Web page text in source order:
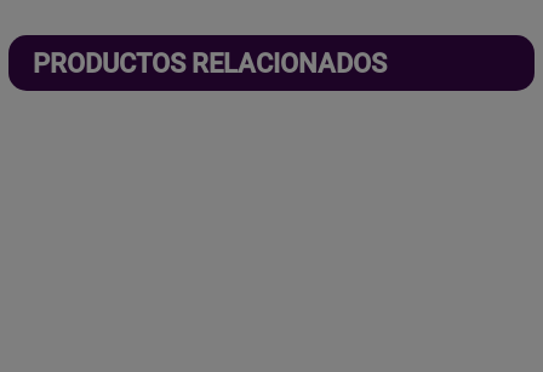
PRODUCTOS RELACIONADOS